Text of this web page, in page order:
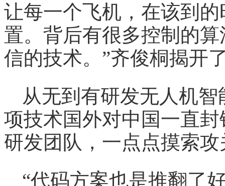
让每一个飞机，在该到
置。背后有很多控制的
信的技术。”齐俊桐揭开
从无到有研发无人机
项技术国外对中国一直
研发团队，一点点摸索攻
“代码方案也是推翻了